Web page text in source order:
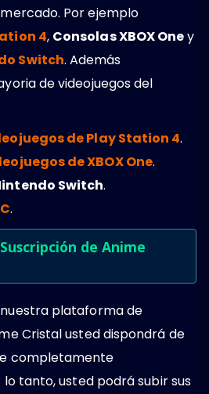
Por ejemplo
4, Consolas XBOX Oney
Switch. Además
de videojuegos del
de Play Station 4.
de XBOX One.
Switch.
.
de Anime
plataforma de
Cristal usted dispondrá de
completamente
lo tanto, usted podrá subir sus